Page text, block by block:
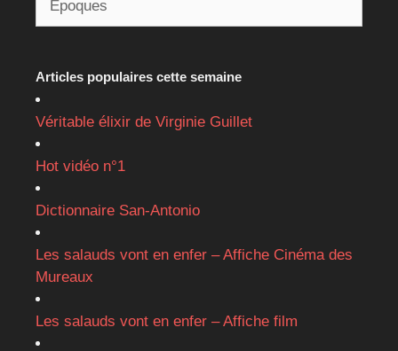
Articles populaires cette semaine
Véritable élixir de Virginie Guillet
Hot vidéo n°1
Dictionnaire San-Antonio
Les salauds vont en enfer – Affiche Cinéma des
Mureaux
Les salauds vont en enfer – Affiche film